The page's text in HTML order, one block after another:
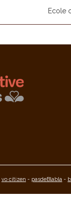
Ecole
vo citizen - pasdeBlabla -